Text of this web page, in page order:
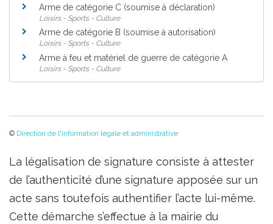
Arme de catégorie C (soumise à déclaration)
Loisirs - Sports - Culture
Arme de catégorie B (soumise à autorisation)
Loisirs - Sports - Culture
Arme à feu et matériel de guerre de catégorie A
Loisirs - Sports - Culture
© Direction de l'information légale et administrative
La légalisation de signature consiste à attester
de l’authenticité d’une signature apposée sur un
acte sans toutefois authentifier l’acte lui-même.
Cette démarche s’effectue à la mairie du